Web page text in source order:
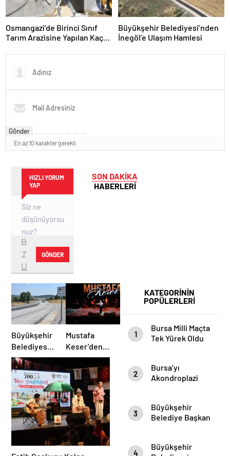
Osmangazi’de Birinci Sınıf
Tarım Arazisine Yapılan Kaçak
Büyükşehir Belediyesi’nden
İnegöl’e Ulaşım Hamlesi
Gönder
En az 10 karakter gerekli
HIZLI YORUM
YAP
GÖNDER
SON DAKİKA
HABERLERİ
KATEGORİNİN
POPÜLERLERİ
1
Bursa Milli Maçta
Tek Yürek Oldu
2
Bursa’yı
Akondroplazi
3
Büyükşehir
Belediye Başkan
Marşın
4
Büyükşehir
Büyükşehir
Belediyesi
Harmancık’ta
Yolları
Yeniliyor
Mustafa
Keser’den
Müzik Dolu
Gece